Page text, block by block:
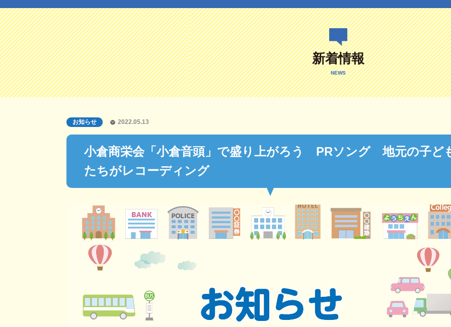
新着情報
NEWS
小倉商栄会「小倉音頭」で盛り上がろう PRソング 地元の子ど
たちがレコーディング
お知らせ 2022.05.13